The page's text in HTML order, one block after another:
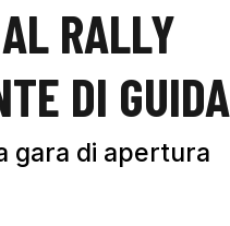
RALLY
DI GUIDA
gara di apertura